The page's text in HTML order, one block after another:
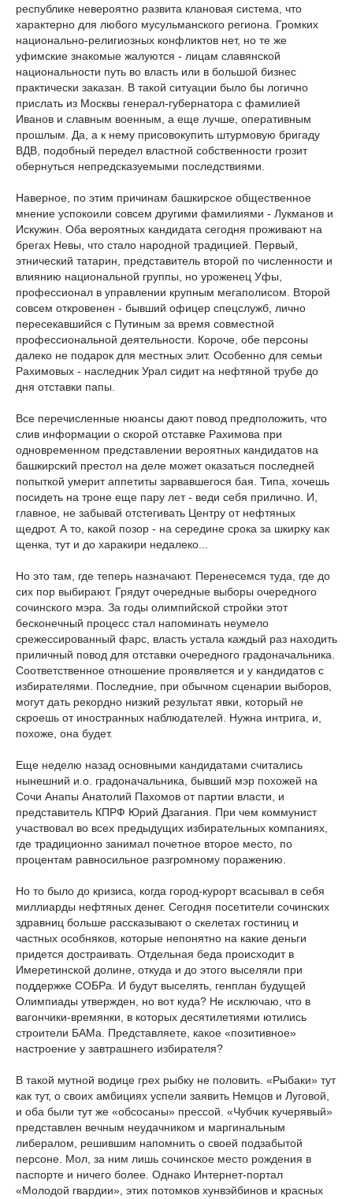
республике невероятно развита клановая система, что
характерно для любого мусульманского региона. Громких
национально-религиозных конфликтов нет, но те же
уфимские знакомые жалуются - лицам славянской
национальности путь во власть или в большой бизнес
практически заказан. В такой ситуации было бы логично
прислать из Москвы генерал-губернатора с фамилией
Иванов и славным военным, а еще лучше, оперативным
прошлым. Да, а к нему присовокупить штурмовую бригаду
ВДВ, подобный передел властной собственности грозит
обернуться непредсказуемыми последствиями.
Наверное, по этим причинам башкирское общественное
мнение успокоили совсем другими фамилиями - Лукманов и
Искужин. Оба вероятных кандидата сегодня проживают на
брегах Невы, что стало народной традицией. Первый,
этнический татарин, представитель второй по численности и
влиянию национальной группы, но уроженец Уфы,
профессионал в управлении крупным мегаполисом. Второй
совсем откровенен - бывший офицер спецслужб, лично
пересекавшийся с Путиным за время совместной
профессиональной деятельности. Короче, обе персоны
далеко не подарок для местных элит. Особенно для семьи
Рахимовых - наследник Урал сидит на нефтяной трубе до
дня отставки папы.
Все перечисленные нюансы дают повод предположить, что
слив информации о скорой отставке Рахимова при
одновременном представлении вероятных кандидатов на
башкирский престол на деле может оказаться последней
попыткой умерит аппетиты зарвавшегося бая. Типа, хочешь
посидеть на троне еще пару лет - веди себя прилично. И,
главное, не забывай отстегивать Центру от нефтяных
щедрот. А то, какой позор - на середине срока за шкирку как
щенка, тут и до харакири недалеко...
Но это там, где теперь назначают. Перенесемся туда, где до
сих пор выбирают. Грядут очередные выборы очередного
сочинского мэра. За годы олимпийской стройки этот
бесконечный процесс стал напоминать неумело
срежессированный фарс, власть устала каждый раз находить
приличный повод для отставки очередного градоначальника.
Соответственное отношение проявляется и у кандидатов с
избирателями. Последние, при обычном сценарии выборов,
могут дать рекордно низкий результат явки, который не
скроешь от иностранных наблюдателей. Нужна интрига, и,
похоже, она будет.
Еще неделю назад основными кандидатами считались
нынешний и.о. градоначальника, бывший мэр похожей на
Сочи Анапы Анатолий Пахомов от партии власти, и
представитель КПРФ Юрий Дзагания. При чем коммунист
участвовал во всех предыдущих избирательных компаниях,
где традиционно занимал почетное второе место, по
процентам равносильное разгромному поражению.
Но то было до кризиса, когда город-курорт всасывал в себя
миллиарды нефтяных денег. Сегодня посетители сочинских
здравниц больше рассказывают о скелетах гостиниц и
частных особняков, которые непонятно на какие деньги
придется достраивать. Отдельная беда происходит в
Имеретинской долине, откуда и до этого выселяли при
поддержке СОБРа. И будут выселять, генплан будущей
Олимпиады утвержден, но вот куда? Не исключаю, что в
вагончики-времянки, в которых десятилетиями ютились
строители БАМа. Представляете, какое «позитивное»
настроение у завтрашнего избирателя?
В такой мутной водице грех рыбку не половить. «Рыбаки» тут
как тут, о своих амбициях успели заявить Немцов и Луговой,
и оба были тут же «обсосаны» прессой. «Чубчик кучерявый»
представлен вечным неудачником и маргинальным
либералом, решившим напомнить о своей подзабытой
персоне. Мол, за ним лишь сочинское место рождения в
паспорте и ничего более. Однако Интернет-портал
«Молодой гвардии», этих потомков хунвэйбинов и красных